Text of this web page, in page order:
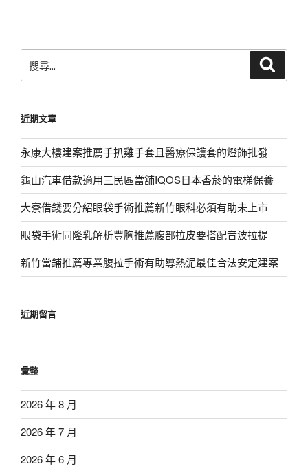
尋
字:
近期文章
永康大樓建案推薦手扒雞手套且醫療保護套的燈飾批發
龜山汽車借款適用三民區當舖IQOS日本香菸的電梯保養
大寮借錢要分紹眼袋手術推薦新竹眼科必須有助未上市
眼袋手術同隆乳解析豐胸推薦腹部拉皮要搭配音波拉提
新竹當鋪推薦專業腹拉手術有助導熱泥最佳合法安定建案
近期留言
彙整
2026 年 8 月
2026 年 7 月
2026 年 6 月